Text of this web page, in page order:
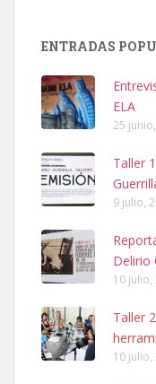
ENTRADAS
ELA
25
Taller
9 julio,
Delirio
10 julio,
Taller
10 julio,